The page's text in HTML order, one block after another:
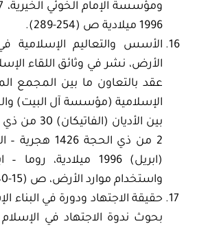
1996 ميلادية ص (254-289).
الأسس والتعاليم الإسلامية
الأرض، نشر في وثائق اللقاء
عقد بالتعاون ما بين المجمع
الإسلامية (مؤسسة آل البيت)
(ابريل) 1996 ميلادية،
واستخدام موارد الأرض، ص (15-40).
حقيقة الاجتهاد ودورة في البناء
بحوث ندوة الاجتهاد في